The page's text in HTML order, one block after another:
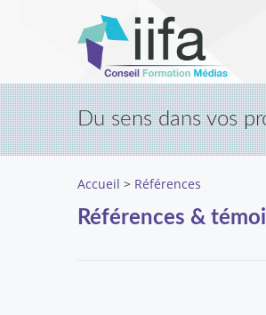
Du sens dans vos
Accueil > Références
Références &